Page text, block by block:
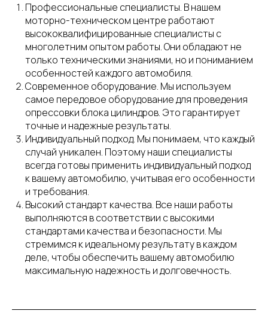
Профессиональные специалисты. В нашем
моторно-техническом центре работают
высококвалифицированные специалисты с
многолетним опытом работы. Они обладают не
только техническими знаниями, но и пониманием
особенностей каждого автомобиля.
Современное оборудование. Мы используем
самое передовое оборудование для проведения
опрессовки блока цилиндров. Это гарантирует
точные и надежные результаты.
Индивидуальный подход. Мы понимаем, что каждый
случай уникален. Поэтому наши специалисты
всегда готовы применить индивидуальный подход
к вашему автомобилю, учитывая его особенности
и требования.
Высокий стандарт качества. Все наши работы
выполняются в соответствии с высокими
стандартами качества и безопасности. Мы
стремимся к идеальному результату в каждом
деле, чтобы обеспечить вашему автомобилю
максимальную надежность и долговечность.